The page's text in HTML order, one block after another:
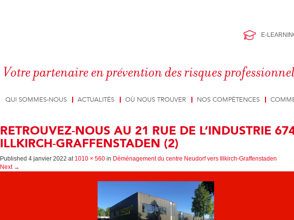
E-
Votre partenaire en prévention des risques
QUI SOMMES-NOUS ACTUALITÉS OÙ NOUS TROUVER NOS COMPÉTENCES
RETROUVEZ-NOUS AU 21 RUE DE L’INDUSTRIE
ILLKIRCH-GRAFFENSTADEN (2)
Published 4 janvier 2022 at 1010 × 560 in Déménagement du centre Neudorf vers Illkirch-Graffenstaden
Next →